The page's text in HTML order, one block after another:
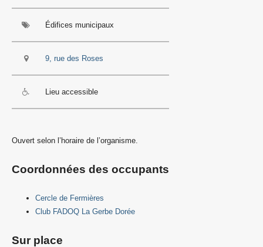
Édifices municipaux
9, rue des Roses
Lieu accessible
Ouvert selon l’horaire de l’organisme.
Coordonnées des occupants
Cercle de Fermières
Club FADOQ La Gerbe Dorée
Sur place